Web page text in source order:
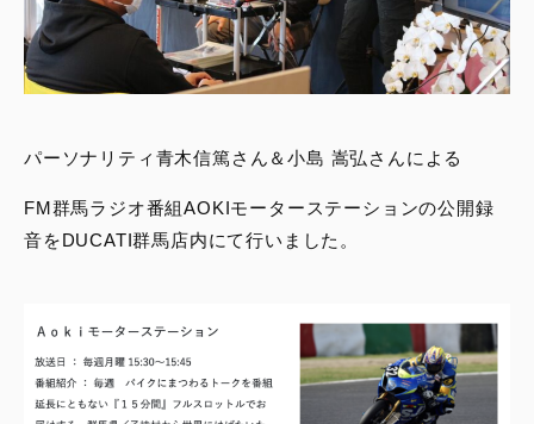
パーソナリティ青木信篤さん＆小島 嵩弘さんによる
FM群馬ラジオ番組AOKIモーターステーションの公開録
音をDUCATI群馬店内にて行いました。